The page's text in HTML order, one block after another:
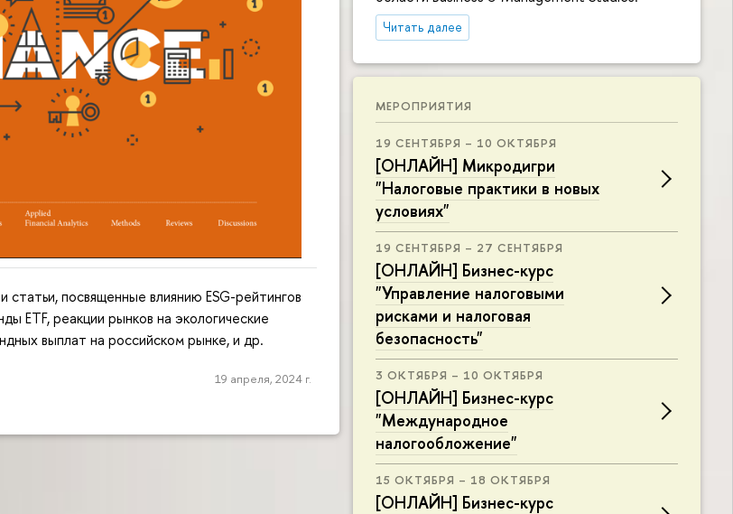
Читать далее
МЕРОПРИЯТИЯ
19 СЕНТЯБРЯ – 10 ОКТЯБРЯ
[ОНЛАЙН] Микродигри
"Налоговые практики в новых
условиях"
19 СЕНТЯБРЯ – 27 СЕНТЯБРЯ
[ОНЛАЙН] Бизнес-курс
"Управление налоговыми
рисками и налоговая
безопасность"
3 ОКТЯБРЯ – 10 ОКТЯБРЯ
[ОНЛАЙН] Бизнес-курс
"Международное
налогообложение"
15 ОКТЯБРЯ – 18 ОКТЯБРЯ
[ОНЛАЙН] Бизнес-курс
посвященные влиянию ESG-рейтингов
ETF, реакции рынков на экологические
выплат на российском рынке, и др.
19 апреля, 2024 г.